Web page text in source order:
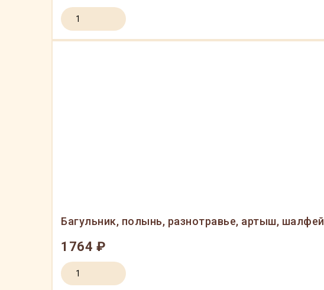
Багульник, полынь, разнотравье, артыш, шалфей
1764 ₽